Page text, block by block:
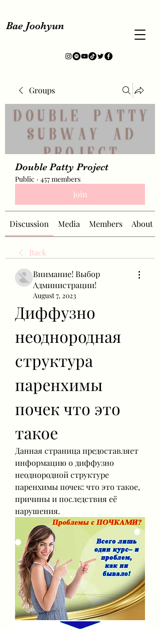
Bae Joohyun
Groups
Double Patty Project
Public · 457 members
Join
Discussion Media Members About
Back
Внимание! Выбор
Администрации!
August 7, 2023
Диффузно
неоднородная
структура
паренхимы
почек что это
такое
Данная страница предоставляет
информацию о диффузно
неоднородной структуре
паренхимы почек: что это такое,
причины и последствия её
нарушения.